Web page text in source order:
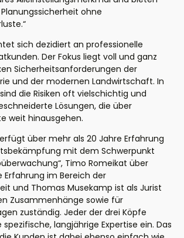
ohne
sich dezidiert an professionelle
Der Fokus liegt voll und ganz
Sicherheitsanforderungen der
und der modernen Landwirtschaft. In
die Risiken oft vielschichtig und
Lösungen, die über
weit hinausgehen.
über mehr als 20 Jahre Erfahrung
mit dem Schwerpunkt
Timo Romeikat über
Erfahrung im Bereich der
und Thomas Musekamp ist als Jurist
Zusammenhänge sowie für
zuständig. Jeder der drei Köpfe
langjährige Expertise ein. Das